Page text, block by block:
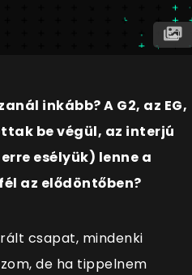
inkább? A G2, az EG,
be végül, az interjú
esélyük) lenne a
az elődöntőben?
csapat, mindenki
de ha tippelnem